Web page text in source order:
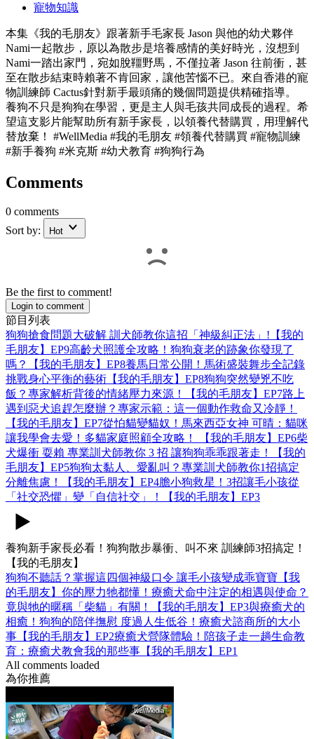
寵物知識
本集《我的毛朋友》跟著新手毛家長 Jason 與他的幼犬夥伴
Nami一起散步，原以為散步是培養感情的美好時光，沒想到
Nami一踏出家門，宛如脫韁野馬，不僅拉著 Jason 往前衝，甚
至在散步結束時賴著不肯回家，讓他苦惱不已。來自香港的寵
物訓練師 Cactus針對新手最頭痛的幾個問題提供精確指導。
養狗不只是狗狗在學習，更是主人與毛孩共同成長的過程。希
望這支影片能幫助所有新手家長，以領養代替購買，用理解代
替放棄！ #WellMedia #我的毛朋友 #領養代替購買 #寵物訓練
#新手養狗 #米克斯 #幼犬教育 #狗狗行為
Comments
0 comments
Sort by:
Hot
Be the first to comment!
Login to comment
節目列表
狗狗搶食問題大破解 訓犬師教你這招「神級糾正法」!【我的
毛朋友】EP9高齡犬照護全攻略！狗狗衰老的跡象你發現了
嗎？【我的毛朋友】EP8養馬日常公開！馬術盛裝舞步全記錄
挑戰身心平衡的藝術【我的毛朋友】EP8狗狗突然變兇不吃
飯？專家解析背後的情緒壓力來源！【我的毛朋友】EP7路上
遇到惡犬追趕怎麼辦？專家示範：這一個動作救命又冷靜！
【我的毛朋友】EP7從怕貓變貓奴！馬來西亞女神 可晴：貓咪
讓我學會去愛！多貓家庭照顧全攻略！ 【我的毛朋友】EP6柴
犬爆衝 耍賴 專業訓犬師教你 3 招 讓狗狗乖乖跟著走！【我的
毛朋友】EP5狗狗太黏人、愛亂叫？專業訓犬師教你1招搞定
分離焦慮！【我的毛朋友】EP4膽小狗救星！3招讓毛小孩從
「社交恐懼」變「自信社交」！【我的毛朋友】EP3
養狗新手家長必看！狗狗散步暴衝、叫不來 訓練師3招搞定！
【我的毛朋友】
狗狗不聽話？掌握這四個神級口令 讓毛小孩變成乖寶寶【我
的毛朋友】 你的壓力牠都懂！療癒犬命中注定的相遇與使命？
竟與牠的暱稱「柴貓」有關！【我的毛朋友】EP3與療癒犬的
相癒！狗狗的陪伴撫慰 度過人生低谷！療癒犬諮商所的大小
事【我的毛朋友】EP2療癒犬營隊體驗！陪孩子走一趟生命教
育：療癒犬教會我的那些事【我的毛朋友】EP1
All comments loaded
為你推薦